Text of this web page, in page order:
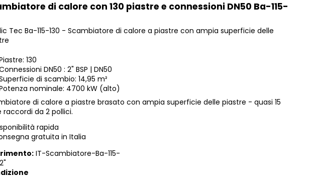
di calore con 130 piastre e connessioni DN50 Ba-115-
Tec Ba-115-130 - Scambiatore di calore a piastre con ampia superficie delle
130
DN50 : 2" BSP | DN50
di scambio: 14,95 m²
nominale: 4700 kW (alto)
di calore a piastre brasato con ampia superficie delle piastre - quasi 15
raccordi da 2 pollici.
rapida
gratuita in Italia
IT-Scambiatore-Ba-115-